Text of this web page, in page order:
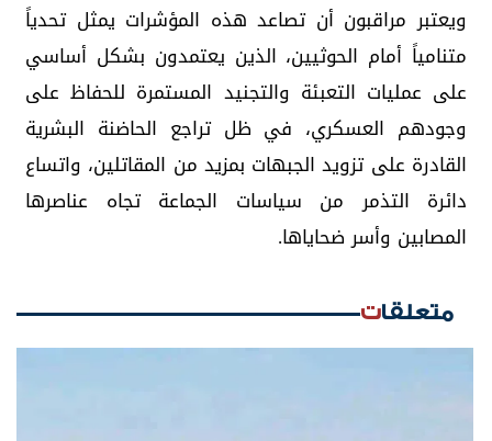
ويعتبر مراقبون أن تصاعد هذه المؤشرات يمثل تحدياً
متنامياً أمام الحوثيين، الذين يعتمدون بشكل أساسي
على عمليات التعبئة والتجنيد المستمرة للحفاظ على
وجودهم العسكري، في ظل تراجع الحاضنة البشرية
القادرة على تزويد الجبهات بمزيد من المقاتلين، واتساع
دائرة التذمر من سياسات الجماعة تجاه عناصرها
المصابين وأسر ضحاياها.
متعلقات